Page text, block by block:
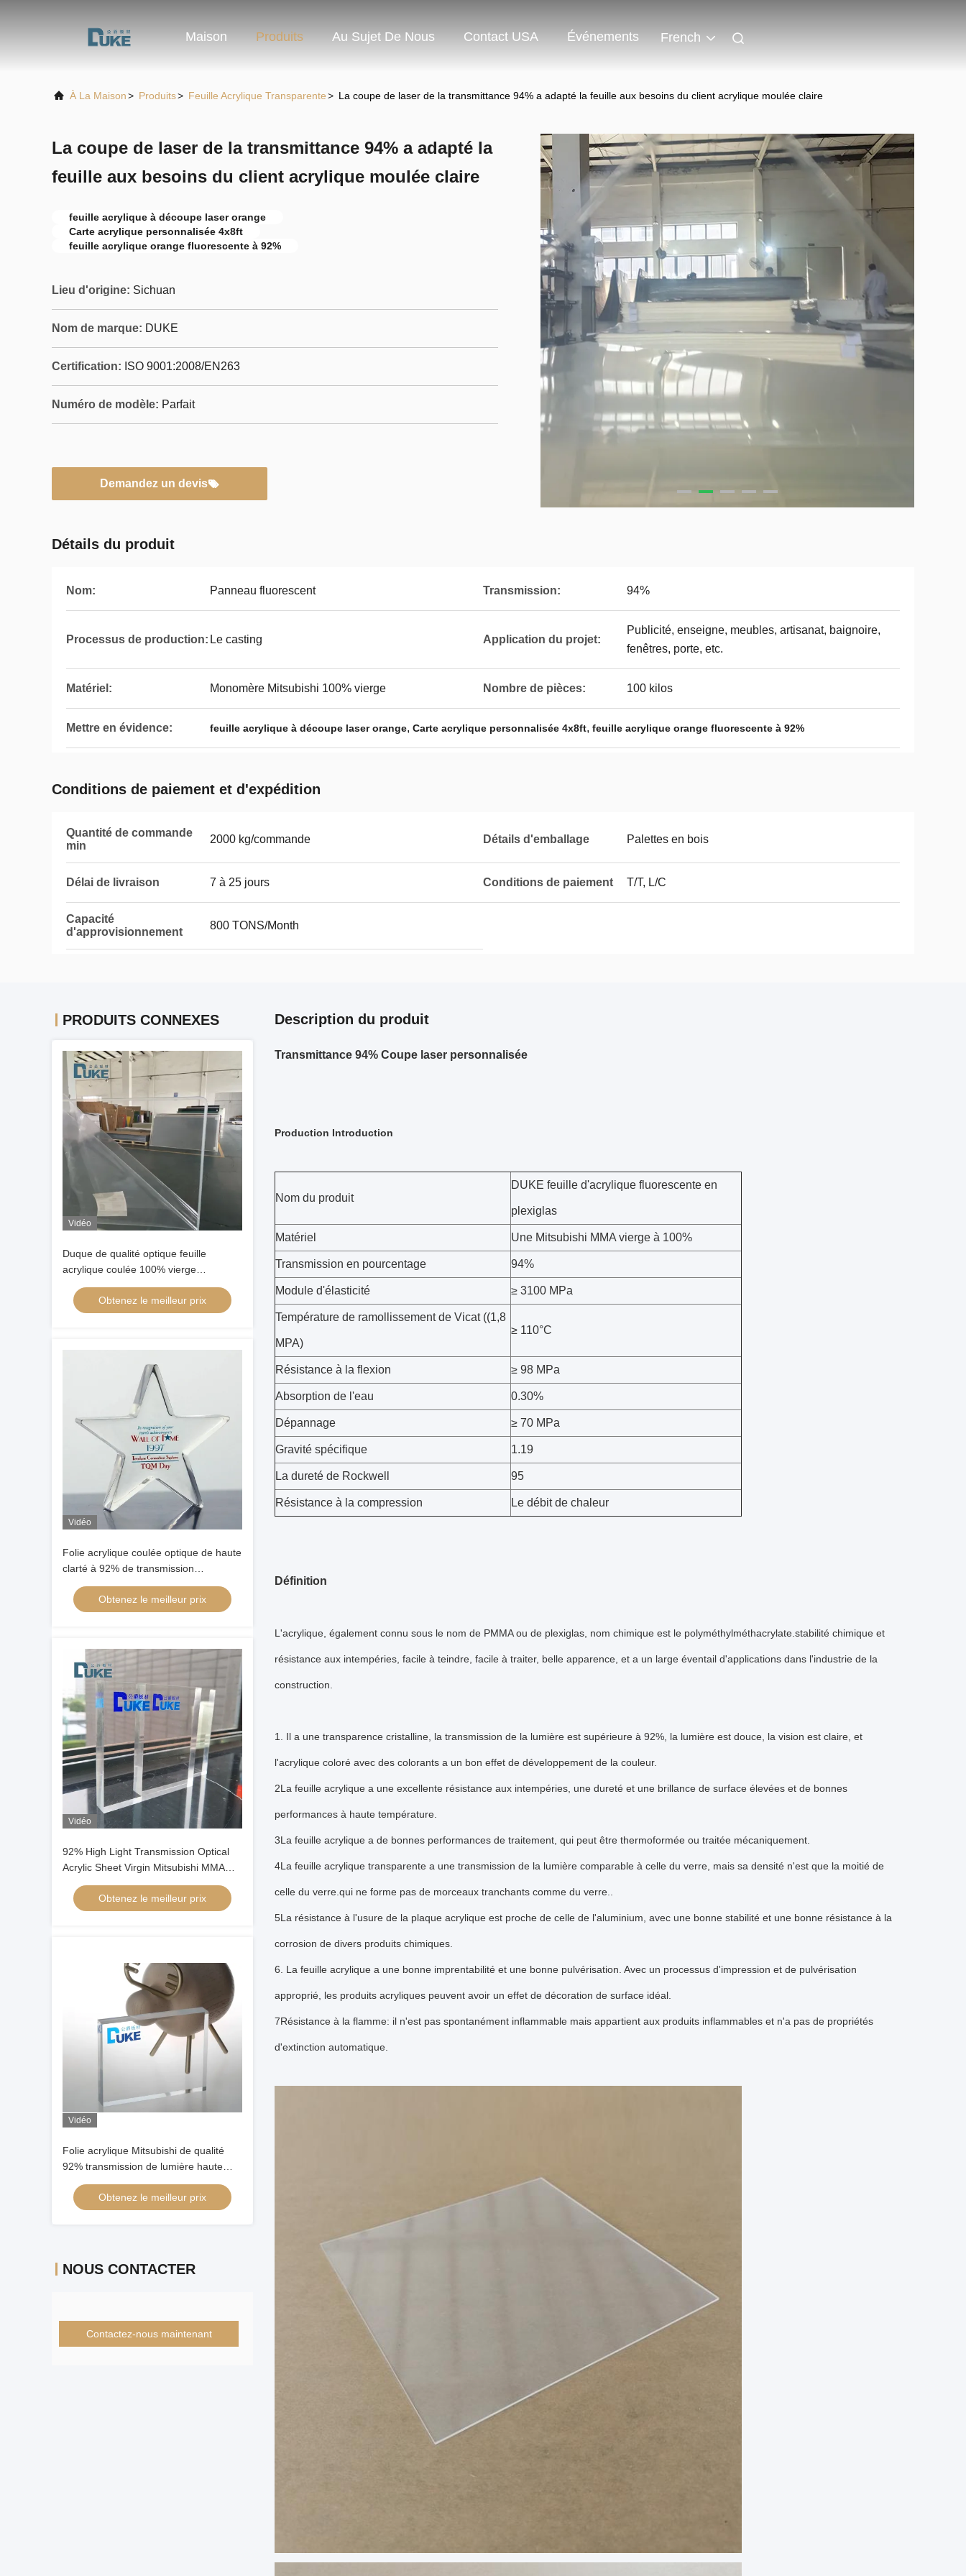
Maison Produits Au Sujet De Nous Contact USA Événements French
À La Maison> Produits> Feuille Acrylique Transparente> La coupe de laser de la transmittance 94% a adapté la feuille aux besoins du client acrylique moulée claire
La coupe de laser de la transmittance 94% a adapté la
feuille aux besoins du client acrylique moulée claire
feuille acrylique à découpe laser orange
Carte acrylique personnalisée 4x8ft
feuille acrylique orange fluorescente à 92%
Lieu d'origine: Sichuan
Nom de marque: DUKE
Certification: ISO 9001:2008/EN263
Numéro de modèle: Parfait
Demandez un devis
Détails du produit
Nom: Panneau fluorescent Transmission: 94%
Processus de production: Le casting Application du projet:
Publicité, enseigne, meubles, artisanat, baignoire,
fenêtres, porte, etc.
Matériel: Monomère Mitsubishi 100% vierge Nombre de pièces: 100 kilos
Mettre en évidence: feuille acrylique à découpe laser orange, Carte acrylique personnalisée 4x8ft, feuille acrylique orange fluorescente à 92%
Conditions de paiement et d'expédition
Quantité de commande
min
2000 kg/commande Détails d'emballage Palettes en bois
Délai de livraison 7 à 25 jours Conditions de paiement T/T, L/C
Capacité
d'approvisionnement
800 TONS/Month
PRODUITS CONNEXES
Vidéo
Duque de qualité optique feuille
acrylique coulée 100% vierge
Mitsubishi MMA haute clarté 92%
précision miroir 10mm 2mm coupe de
carte UV
Obtenez le meilleur prix
Vidéo
Folie acrylique coulée optique de haute
clarté à 92% de transmission
lumineuse Matériau Mitsubishi vierge
pour affichageObtenez le meilleur prix
Vidéo
92% High Light Transmission Optical
Acrylic Sheet Virgin Mitsubishi MMA
Material Custom Cutting Service for
Display
Obtenez le meilleur prix
Vidéo
Folie acrylique Mitsubishi de qualité
92% transmission de lumière haute
clarté taille personnalisée de coupe
Obtenez le meilleur prix
NOUS CONTACTER
Contactez-nous maintenant
Description du produit
Transmittance 94% Coupe laser personnalisée
Production Introduction
Nom du produit
DUKE feuille d'acrylique fluorescente en
plexiglas
Matériel Une Mitsubishi MMA vierge à 100%
Transmission en pourcentage 94%
Module d'élasticité ≥ 3100 MPa
Température de ramollissement de Vicat ((1,8
MPA)
≥ 110°C
Résistance à la flexion ≥ 98 MPa
Absorption de l'eau 0.30%
Dépannage ≥ 70 MPa
Gravité spécifique 1.19
La dureté de Rockwell 95
Résistance à la compression Le débit de chaleur
Définition
L'acrylique, également connu sous le nom de PMMA ou de plexiglas, nom chimique est le polyméthylméthacrylate.stabilité chimique et
résistance aux intempéries, facile à teindre, facile à traiter, belle apparence, et a un large éventail d'applications dans l'industrie de la
construction.
1. Il a une transparence cristalline, la transmission de la lumière est supérieure à 92%, la lumière est douce, la vision est claire, et
l'acrylique coloré avec des colorants a un bon effet de développement de la couleur.
2La feuille acrylique a une excellente résistance aux intempéries, une dureté et une brillance de surface élevées et de bonnes
performances à haute température.
3La feuille acrylique a de bonnes performances de traitement, qui peut être thermoformée ou traitée mécaniquement.
4La feuille acrylique transparente a une transmission de la lumière comparable à celle du verre, mais sa densité n'est que la moitié de
celle du verre.qui ne forme pas de morceaux tranchants comme du verre..
5La résistance à l'usure de la plaque acrylique est proche de celle de l'aluminium, avec une bonne stabilité et une bonne résistance à la
corrosion de divers produits chimiques.
6. La feuille acrylique a une bonne imprentabilité et une bonne pulvérisation. Avec un processus d'impression et de pulvérisation
approprié, les produits acryliques peuvent avoir un effet de décoration de surface idéal.
7Résistance à la flamme: il n'est pas spontanément inflammable mais appartient aux produits inflammables et n'a pas de propriétés
d'extinction automatique.